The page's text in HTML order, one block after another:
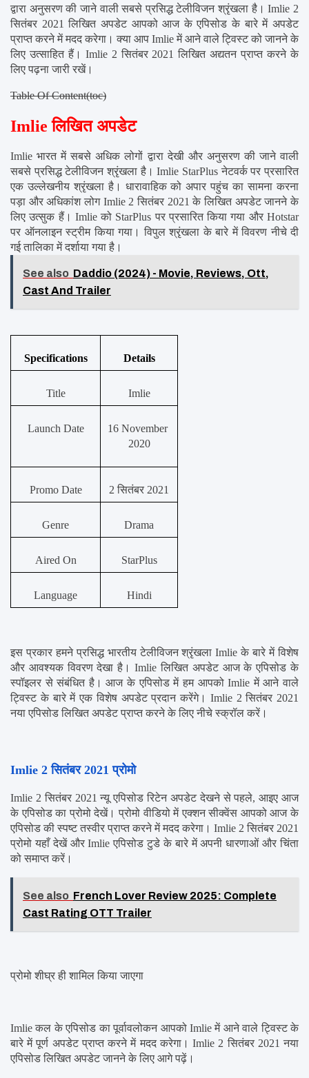
द्वारा अनुसरण की जाने वाली सबसे प्रसिद्ध टेलीविजन श्रृंखला है। Imlie 2
सितंबर 2021 लिखित अपडेट आपको आज के एपिसोड के बारे में अपडेट
प्राप्त करने में मदद करेगा। क्या आप Imlie में आने वाले ट्विस्ट को जानने के
लिए उत्साहित हैं। Imlie 2 सितंबर 2021 लिखित अद्यतन प्राप्त करने के
लिए पढ़ना जारी रखें।
Table Of Content(toc)
Imlie लिखित अपडेट
Imlie भारत में सबसे अधिक लोगों द्वारा देखी और अनुसरण की जाने वाली
सबसे प्रसिद्ध टेलीविजन श्रृंखला है। Imlie StarPlus नेटवर्क पर प्रसारित
एक उल्लेखनीय श्रृंखला है। धारावाहिक को अपार पहुंच का सामना करना
पड़ा और अधिकांश लोग Imlie 2 सितंबर 2021 के लिखित अपडेट जानने के
लिए उत्सुक हैं। Imlie को StarPlus पर प्रसारित किया गया और Hotstar
पर ऑनलाइन स्ट्रीम किया गया। विपुल श्रृंखला के बारे में विवरण नीचे दी
गई तालिका में दर्शाया गया है।
See also Daddio (2024) - Movie, Reviews, Ott,
Cast And Trailer
Specifications Details
Title Imlie
Launch Date
16 November
2020
Promo Date 2 सितंबर 2021
Genre Drama
Aired On StarPlus
Language Hindi
इस प्रकार हमने प्रसिद्ध भारतीय टेलीविजन श्रृंखला Imlie के बारे में विशेष
और आवश्यक विवरण देखा है। Imlie लिखित अपडेट आज के एपिसोड के
स्पॉइलर से संबंधित है। आज के एपिसोड में हम आपको Imlie में आने वाले
ट्विस्ट के बारे में एक विशेष अपडेट प्रदान करेंगे। Imlie 2 सितंबर 2021
नया एपिसोड लिखित अपडेट प्राप्त करने के लिए नीचे स्क्रॉल करें।
Imlie 2 सितंबर 2021 प्रोमो
Imlie 2 सितंबर 2021 न्यू एपिसोड रिटेन अपडेट देखने से पहले, आइए आज
के एपिसोड का प्रोमो देखें। प्रोमो वीडियो में एक्शन सीक्वेंस आपको आज के
एपिसोड की स्पष्ट तस्वीर प्राप्त करने में मदद करेगा। Imlie 2 सितंबर 2021
प्रोमो यहाँ देखें और Imlie एपिसोड टुडे के बारे में अपनी धारणाओं और चिंता
को समाप्त करें।
See also French Lover Review 2025: Complete
Cast Rating OTT Trailer
प्रोमो शीघ्र ही शामिल किया जाएगा
Imlie कल के एपिसोड का पूर्वावलोकन आपको Imlie में आने वाले ट्विस्ट के
बारे में पूर्ण अपडेट प्राप्त करने में मदद करेगा। Imlie 2 सितंबर 2021 नया
एपिसोड लिखित अपडेट जानने के लिए आगे पढ़ें।